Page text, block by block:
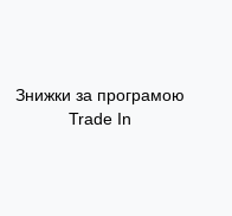
Знижки за програмою
Trade In